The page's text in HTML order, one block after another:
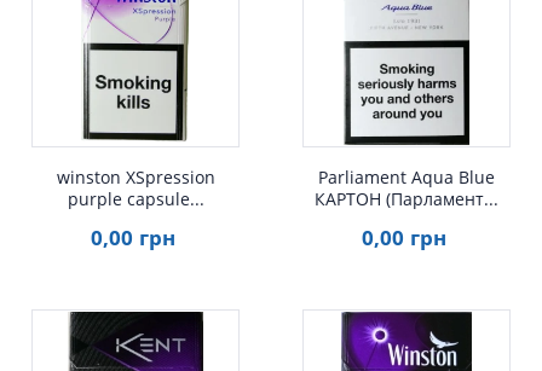
Быстрый просмотр
winston XSpression
purple capsule...
0,00 грн
Быстрый просмотр
Parliament Aqua Blue
КАРТОН (Парламент...
0,00 грн